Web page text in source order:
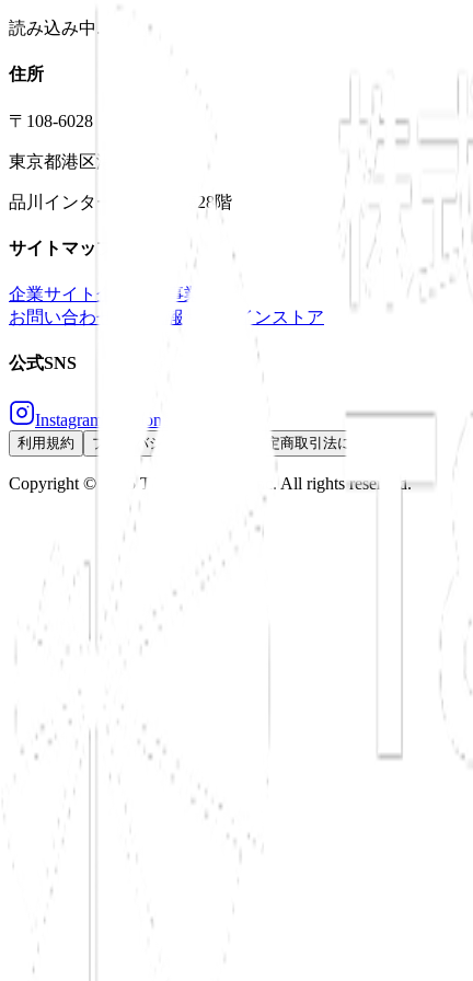
読み込み中...
住所
〒108-6028
東京都港区港南2-15-1
品川インターシティA棟28階
サイトマップ
企業サイト 企業情報
事業紹介
お問い合わせ
採用情報 オンラインストア
公式SNS
Instagram @realonesupple
利用規約 プライバシーポリシー 特定商取引法に基づく表記
Copyright © 2025 T&S Holdings. Inc. All rights reserved.